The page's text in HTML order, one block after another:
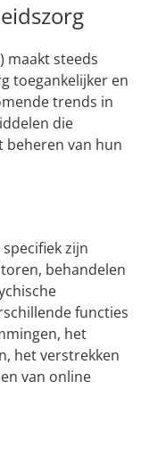
maakt steeds
toegankelijker en
trends in
die
beheren van hun
zijn
behandelen
functies
het
het verstrekken
van online